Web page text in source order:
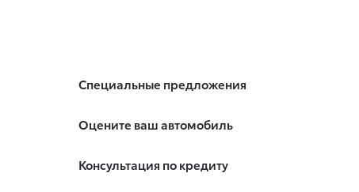
Специальные предложения
Оцените ваш автомобиль
Консультация по кредиту